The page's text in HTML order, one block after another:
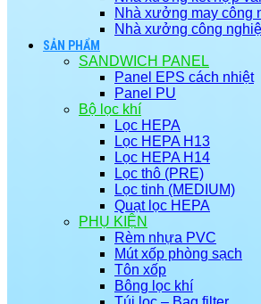
Nhà xưởng may công
Nhà xưởng công
SẢN PHẨM
SANDWICH PANEL
Panel EPS cách nhiệt
Panel PU
Bộ lọc khí
Lọc HEPA
Lọc HEPA H13
Lọc HEPA H14
Lọc thô (PRE)
Lọc tinh (MEDIUM)
Quạt lọc HEPA
PHỤ KIỆN
Rèm nhựa PVC
Mút xốp phòng sạch
Tôn xốp
Bông lọc khí